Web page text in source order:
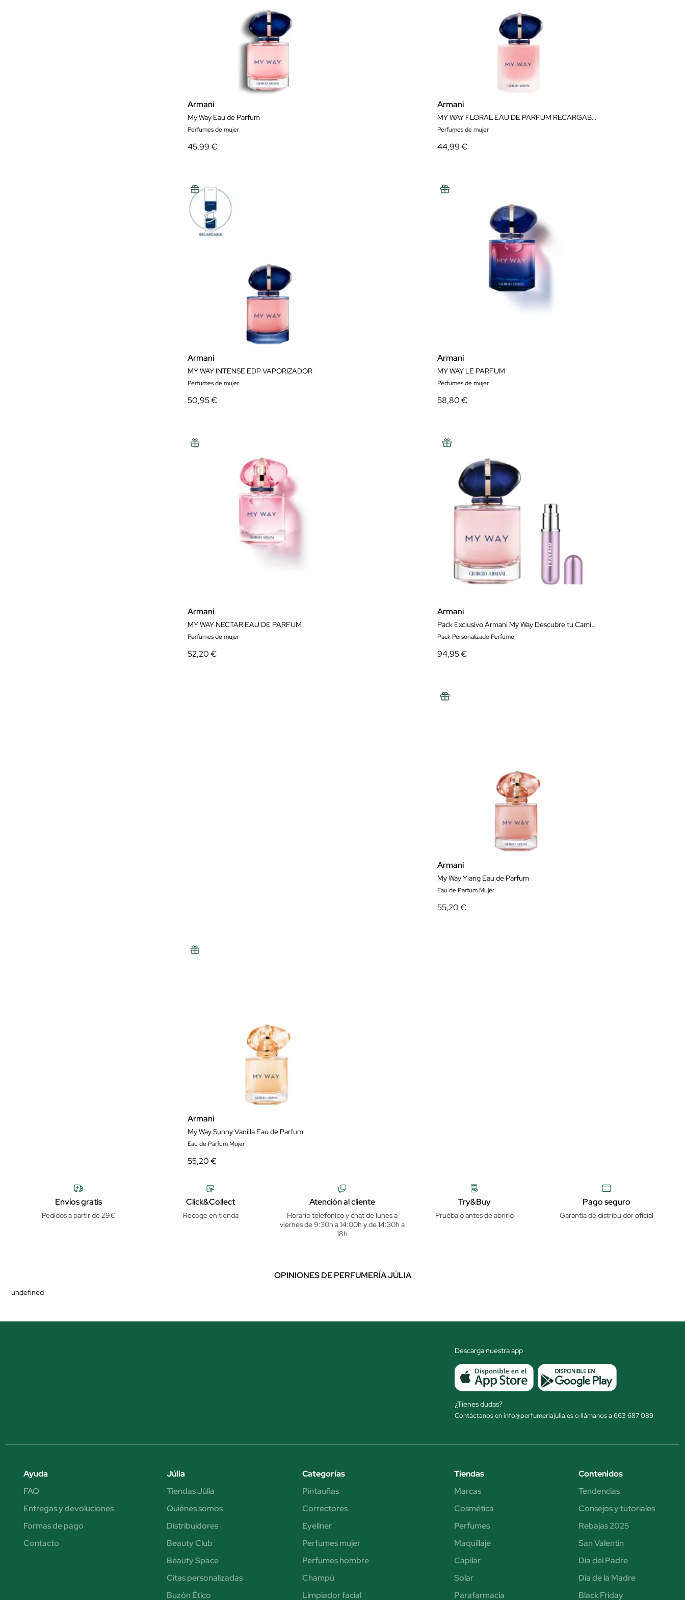
Armani
My Way Eau de Parfum
Perfumes de mujer
45,99 €
Armani
MY WAY FLORAL EAU DE PARFUM RECARGABLE
Perfumes de mujer
44,99 €
Armani
MY WAY INTENSE EDP VAPORIZADOR
Perfumes de mujer
50,95 €
Armani
MY WAY LE PARFUM
Perfumes de mujer
58,80 €
Armani
MY WAY NECTAR EAU DE PARFUM
Perfumes de mujer
52,20 €
Armani
Pack Exclusivo Armani My Way Descubre tu Camino
Pack Personalizado Perfume
94,95 €
Armani
My Way Ylang Eau de Parfum
Eau de Parfum Mujer
55,20 €
Armani
My Way Sunny Vanilla Eau de Parfum
Eau de Parfum Mujer
55,20 €
Envíos gratis
Pedidos a partir de 29€
Click&Collect
Recoge en tienda
Atención al cliente
Horario telefónico y chat de lunes a
viernes de 9:30h a 14:00h y de 14:30h a
18h
Try&Buy
Pruébalo antes de abrirlo
Pago seguro
Garantía de distribuidor oficial
OPINIONES DE PERFUMERÍA JÚLIA
undefined
Descarga nuestra app
¿Tienes dudas?
Contáctanos en info@perfumeriajulia.es o llámanos a 663 687 089
Ayuda
FAQ
Entregas y devoluciones
Formas de pago
Contacto
Júlia
Tiendas Júlia
Quiénes somos
Distribuidores
Beauty Club
Beauty Space
Citas personalizadas
Buzón Ético
Categorías
Pintauñas
Correctores
Eyeliner
Perfumes mujer
Perfumes hombre
Champú
Limpiador facial
Tiendas
Marcas
Cosmética
Perfumes
Maquillaje
Capilar
Solar
Parafarmacia
Contenidos
Tendencias
Consejos y tutoriales
Rebajas 2025
San Valentín
Día del Padre
Día de la Madre
Black Friday